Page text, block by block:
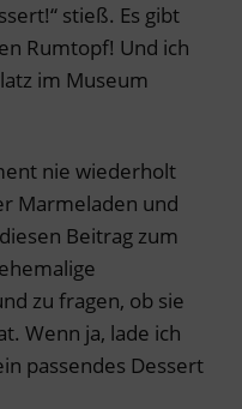
stieß. Es gibt
Rumtopf! Und ich
im Museum
nie wiederholt
Marmeladen und
Beitrag zum
zu fragen, ob sie
Wenn ja, lade ich
passendes Dessert